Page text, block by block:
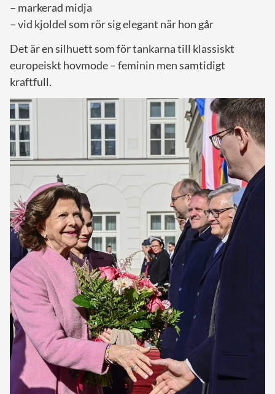
– markerad midja
– vid kjoldel som rör sig elegant när hon går
Det är en silhuett som för tankarna till klassiskt
europeiskt hovmode – feminin men samtidigt
kraftfull.